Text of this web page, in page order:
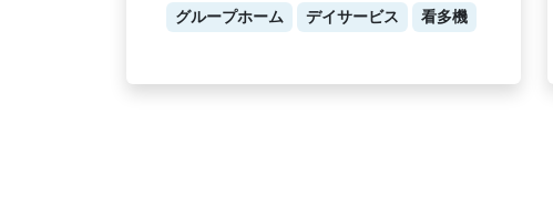
グループホーム デイサービス 看多機